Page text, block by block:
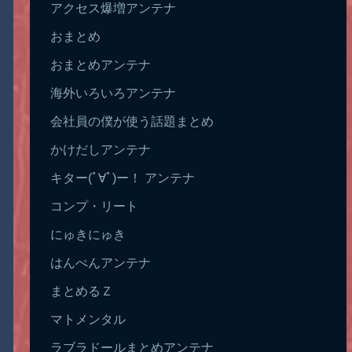
アクセス爆増アンテナ
おまとめ
おまとめアンテナ
海外いろいろアンテナ
会社員の僕が使う話題まとめ
かけだしアンテナ
キター(ﾟ∀ﾟ)ー！ アンテナ
コンプ・リート
にゅきにゅき
はんぺんアンテナ
まとめるＺ
マトメンタル
ラブラドールまとめアンテナ